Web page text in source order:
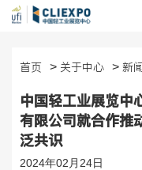
中心
中心简介 主管单位 领导
新闻资讯
线下展会
首页 > 关于中心 > 新
中国轻工业展览中
有限公司就合作推
泛共识
2024年02月24日